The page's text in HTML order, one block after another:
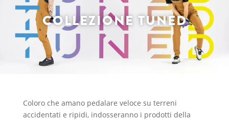
COLLEZIONE TUNED
Coloro che amano pedalare veloce su terreni
accidentati e ripidi, indosseranno i prodotti della